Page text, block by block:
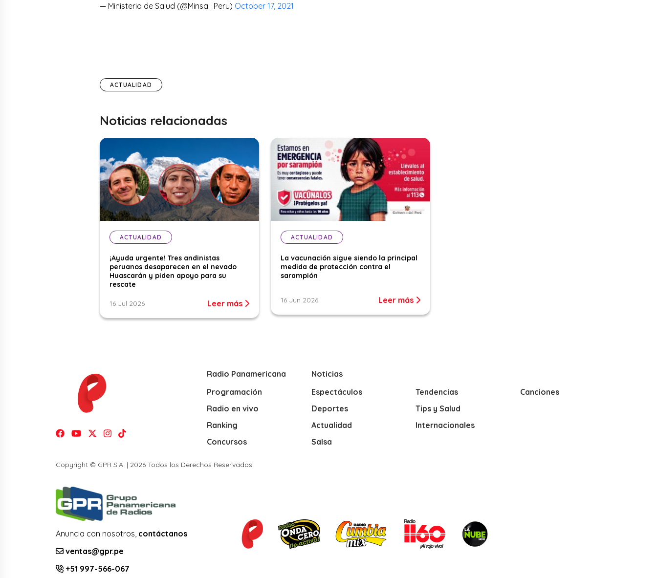
— Ministerio de Salud (@Minsa_Peru) October 17, 2021
ACTUALIDAD
Noticias relacionadas
ACTUALIDAD
¡Ayuda urgente! Tres andinistas
peruanos desaparecen en el nevado
Huascarán y piden apoyo para su
rescate
16 Jul 2026 Leer más
ACTUALIDAD
La vacunación sigue siendo la principal
medida de protección contra el
sarampión
16 Jun 2026 Leer más
Radio Panamericana
Programación
Radio en vivo
Ranking
Concursos
Noticias
Espectáculos
Deportes
Actualidad
Salsa
Tendencias
Tips y Salud
Internacionales
Canciones
Copyright © GPR S.A. | 2026 Todos los Derechos Reservados.
Anuncia con nosotros, contáctanos
ventas@gpr.pe
+51 997-566-067